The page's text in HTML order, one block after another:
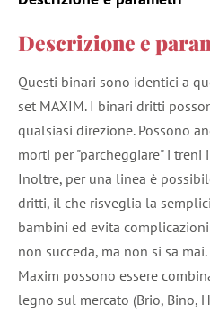
Descrizione e
Questi binari sono identici a
set MAXIM. I binari dritti
qualsiasi direzione. Possono
morti per "parcheggiare" i
Inoltre, per una linea è
dritti, il che risveglia la
bambini ed evita
non succeda, ma non si sa
Maxim possono essere
legno sul mercato (Brio, Bino,